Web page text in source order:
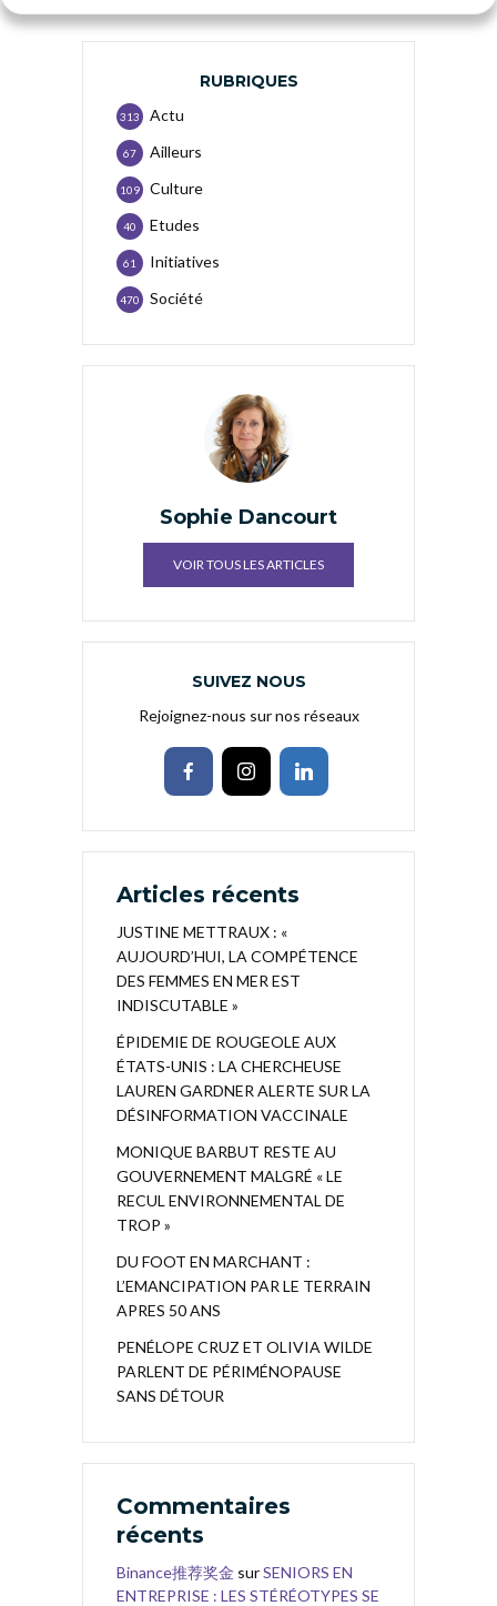
RUBRIQUES
Actu
313
Ailleurs
67
Culture
109
Etudes
40
Initiatives
61
Société
470
Sophie Dancourt
VOIR TOUS LES ARTICLES
SUIVEZ NOUS
Rejoignez-nous sur nos réseaux
Articles récents
JUSTINE METTRAUX : «
AUJOURD’HUI, LA COMPÉTENCE
DES FEMMES EN MER EST
INDISCUTABLE »
ÉPIDEMIE DE ROUGEOLE AUX
ÉTATS-UNIS : LA CHERCHEUSE
LAUREN GARDNER ALERTE SUR LA
DÉSINFORMATION VACCINALE
MONIQUE BARBUT RESTE AU
GOUVERNEMENT MALGRÉ « LE
RECUL ENVIRONNEMENTAL DE
TROP »
DU FOOT EN MARCHANT :
L’EMANCIPATION PAR LE TERRAIN
APRES 50 ANS
PENÉLOPE CRUZ ET OLIVIA WILDE
PARLENT DE PÉRIMÉNOPAUSE
SANS DÉTOUR
Commentaires
récents
Binance推荐奖金 surSENIORS EN
ENTREPRISE : LES STÉRÉOTYPES SE